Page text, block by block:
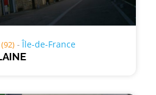
Île-de-France